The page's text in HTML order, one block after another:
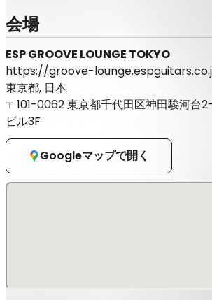
会場
ESP GROOVE LOUNGE TOKYO
https://groove-
東京都, 日本
〒101-0062 東京都千代田区神田駿河台
ビル3F
Googleマップで開く